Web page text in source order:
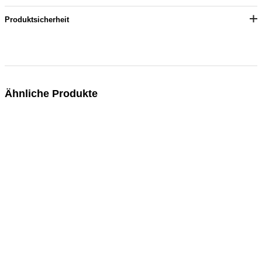
Produktsicherheit
Ähnliche Produkte